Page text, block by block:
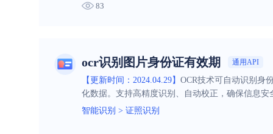
83
ocr识别图片身份证有效期 通用API
【更新时间：2024.04.29】 OCR技术可自动识别身
化数据。支持高精度识别、自动校正，确保信息
智能识别 > 证照识别